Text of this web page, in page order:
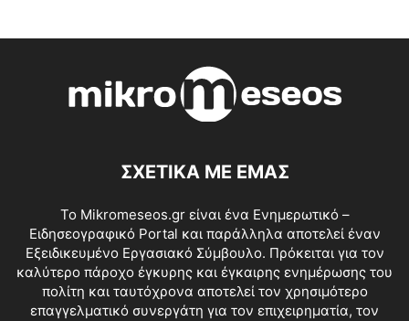
ΣΧΕΤΙΚΑ ΜΕ ΕΜΑΣ
Το Mikromeseos.gr είναι ένα Ενημερωτικό –
Ειδησεογραφικό Portal και παράλληλα αποτελεί έναν
Εξειδικευμένο Εργασιακό Σύμβουλο. Πρόκειται για τον
καλύτερο πάροχο έγκυρης και έγκαιρης ενημέρωσης του
πολίτη και ταυτόχρονα αποτελεί τον χρησιμότερο
επαγγελματικό συνεργάτη για τον επιχειρηματία, τον